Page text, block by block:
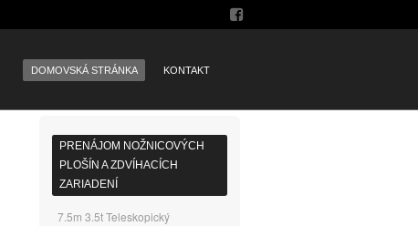
DOMOVSKÁ STRÁNKA KONTAKT
PRENÁJOM NOŽNICOVÝCH
PLOŠÍN A ZDVÍHACÍCH
ZARIADENÍ
7.5m 3.5t Teleskopický